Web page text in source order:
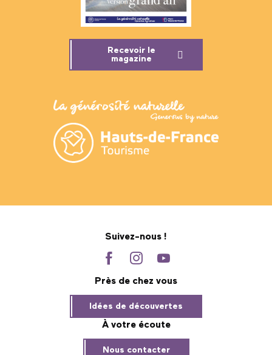
Recevoir le
magazine
Suivez-nous !
Près de chez vous
Idées de découvertes
À votre écoute
Nous contacter